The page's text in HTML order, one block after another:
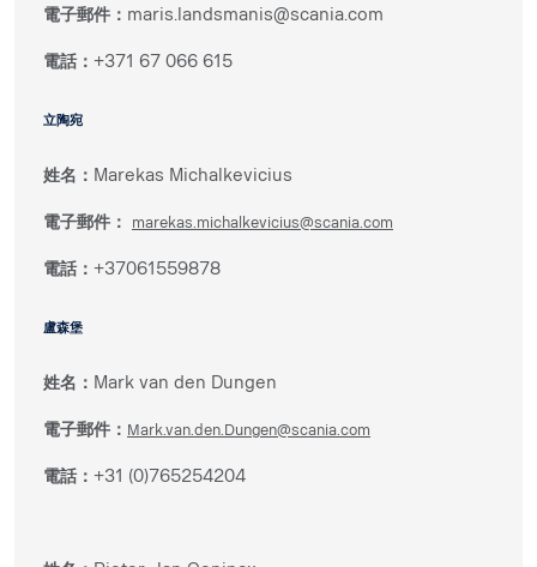
電子郵件： maris.landsmanis@scania.com
電話： +371 67 066 615
立陶宛
姓名： Marekas Michalkevicius
電子郵件： marekas.michalkevicius@scania.com
電話： +37061559878
盧森堡
姓名： Mark van den Dungen
電子郵件： Mark.van.den.Dungen@scania.com
電話： +31 (0)765254204